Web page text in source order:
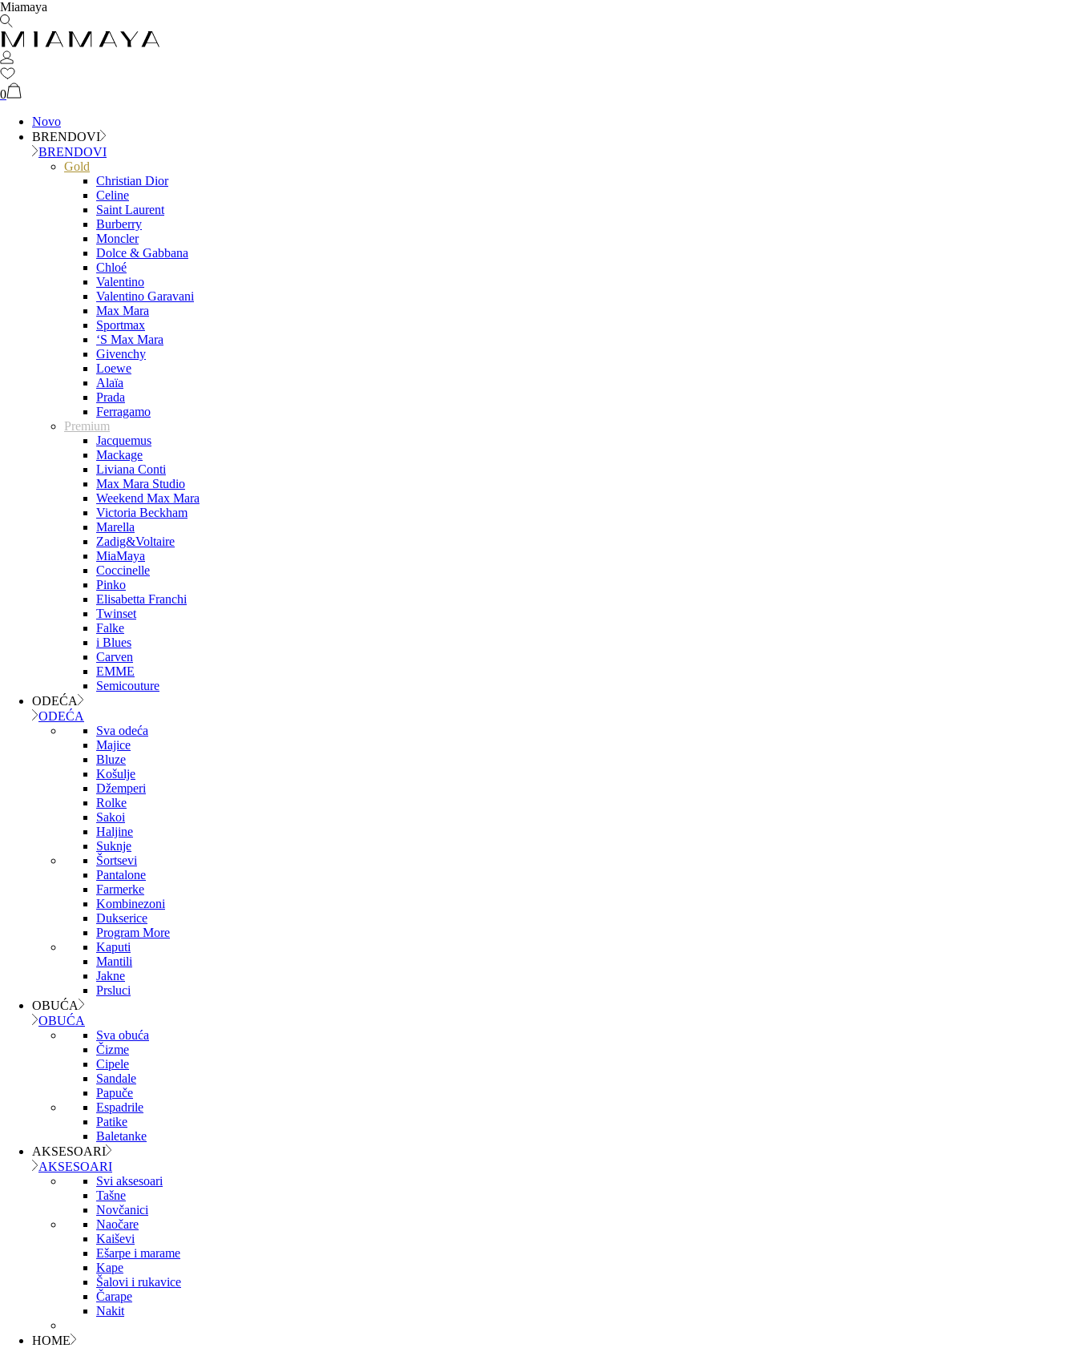
Miamaya
0
Novo
BRENDOVI
BRENDOVI
Gold
Christian Dior
Celine
Saint Laurent
Burberry
Moncler
Dolce & Gabbana
Chloé
Valentino
Valentino Garavani
Max Mara
Sportmax
‘S Max Mara
Givenchy
Loewe
Alaïa
Prada
Ferragamo
Premium
Jacquemus
Mackage
Liviana Conti
Max Mara Studio
Weekend Max Mara
Victoria Beckham
Marella
Zadig&Voltaire
MiaMaya
Coccinelle
Pinko
Elisabetta Franchi
Twinset
Falke
i Blues
Carven
EMME
Semicouture
ODEĆA
ODEĆA
Sva odeća
Majice
Bluze
Košulje
Džemperi
Rolke
Sakoi
Haljine
Suknje
Šortsevi
Pantalone
Farmerke
Kombinezoni
Dukserice
Program More
Kaputi
Mantili
Jakne
Prsluci
OBUĆA
OBUĆA
Sva obuća
Čizme
Cipele
Sandale
Papuče
Espadrile
Patike
Baletanke
AKSESOARI
AKSESOARI
Svi aksesoari
Tašne
Novčanici
Naočare
Kaiševi
Ešarpe i marame
Kape
Šalovi i rukavice
Čarape
Nakit
HOME